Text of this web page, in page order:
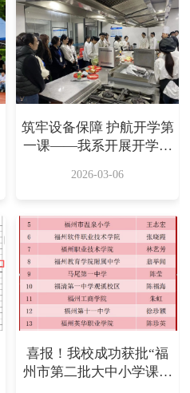
筑牢设备保障 护航开学第
一课——我系开展开学前
2026-03-06
喜报！我校成功获批“福
州市第二批大中小学课程